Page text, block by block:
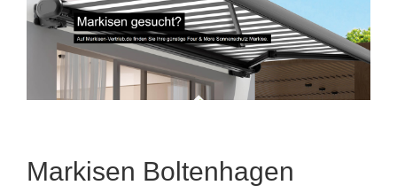
Markisen Boltenhagen